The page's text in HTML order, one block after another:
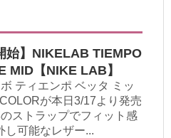
始】NIKELAB TIEMPO
MID【NIKE LAB】
ティエンポ ベッタ ミッ
が本日3/17より発売
ストラップでフィット感
し可能なレザー...